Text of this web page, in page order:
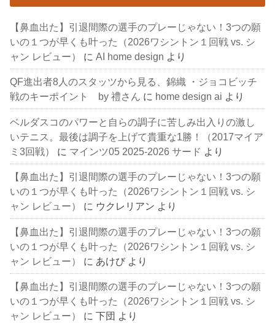
【鼻血出た】引退間際の選手のプレーじゃない！3つの願
いの１つが早くも叶った（2026ワシントン１回戦 vs. シ
ャン レビュー）
にAI home design より
QF進出者8人のスタッツから見る、錦織 ・ジョコビッチ
戦のキーポイント by 禮さん に home design ai より
ベルダスコのパワーと自らの調子に苦しみ出入りの激し
いテニス。最後は調子を上げて貴重な1勝！（2017マイア
ミ3回戦）
に マインツ05 2025-2026 サード より
【鼻血出た】引退間際の選手のプレーじゃない！3つの願
いの１つが早くも叶った（2026ワシントン１回戦 vs. シ
ャン レビュー）
に ウクレリアン より
【鼻血出た】引退間際の選手のプレーじゃない！3つの願
いの１つが早くも叶った（2026ワシントン１回戦 vs. シ
ャン レビュー）
に あけび より
【鼻血出た】引退間際の選手のプレーじゃない！3つの願
いの１つが早くも叶った（2026ワシントン１回戦 vs. シ
ャン レビュー）
に下団 より